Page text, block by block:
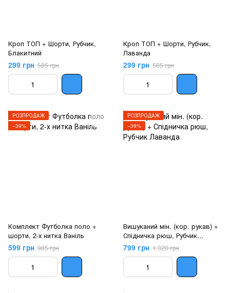
Кроп ТОП + Шорти, Рубчик,
Блакитний
299 грн 585 грн
Кроп ТОП + Шорти, Рубчик,
Лаванда
299 грн 585 грн
РОЗПРОДАЖ
−39%
Комплект Футболка поло +
шорти, 2-х нитка Ваніль
599 грн 985 грн
РОЗПРОДАЖ
−39%
Вишуканий мін. (кор. рукав) +
Спідничка рюш, Рубчик
Лаванда
799 грн 1 320 грн